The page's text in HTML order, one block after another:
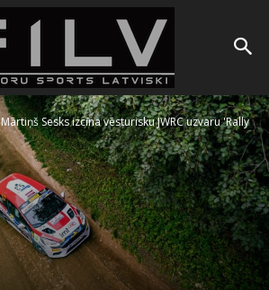
Mārtiņš Sesks izcīna vēsturisku JWRC uzvaru 'Rally